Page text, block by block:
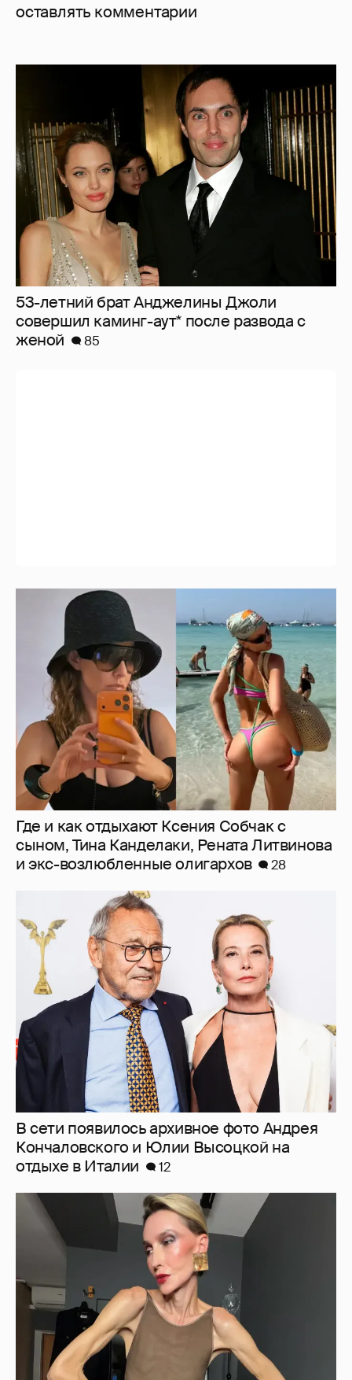
оставлять комментарии
53-летний брат Анджелины Джоли
совершил каминг-аут* после развода с
женой
85
Где и как отдыхают Ксения Собчак с
сыном, Тина Канделаки, Рената Литвинова
и экс-возлюбленные олигархов
28
В сети появилось архивное фото Андрея
Кончаловского и Юлии Высоцкой на
отдыхе в Италии
12
"Люблю своё тело". 52-летняя Наталья
Максимова показала фигуру в "голых"